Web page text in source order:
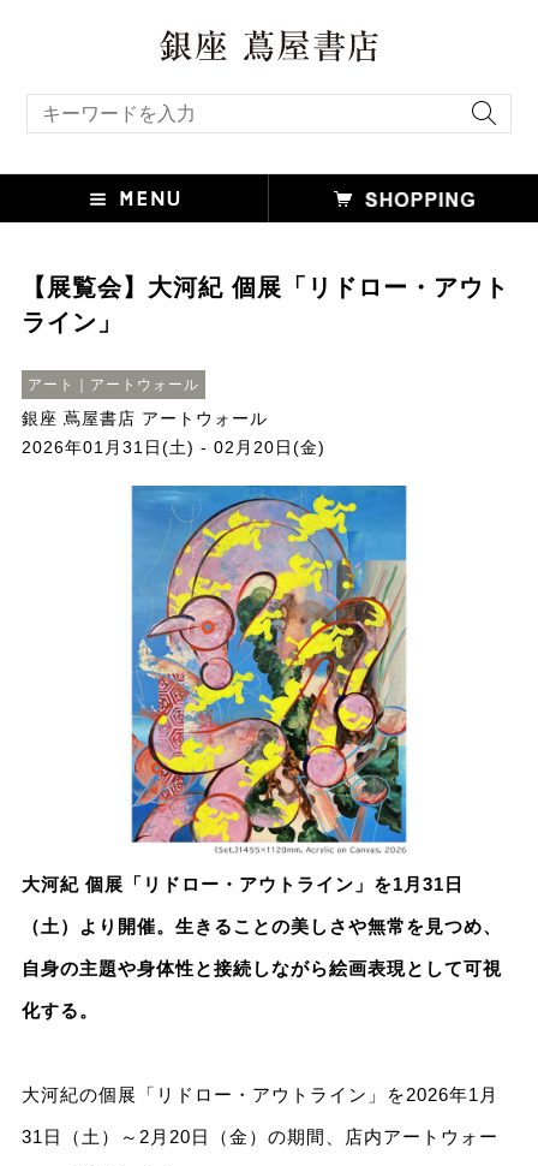
【展覧会】大河紀 個展「リドロー・アウト
ライン」
アート｜アートウォール
銀座 蔦屋書店 アートウォール
2026年01月31日(土) - 02月20日(金)
大河紀 個展「リドロー・アウトライン」を1月31日
（土）より開催。生きることの美しさや無常を見つめ、
自身の主題や身体性と接続しながら絵画表現として可視
化する。
大河紀の個展「リドロー・アウトライン」を2026年1月
31日（土）～2月20日（金）の期間、店内アートウォー